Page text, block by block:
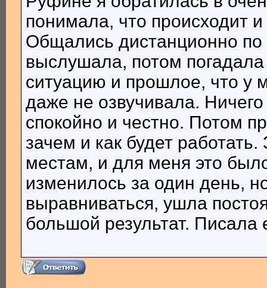
понимала, что происходит
Общались дистанционно
выслушала, потом
ситуацию и прошлое, что у
даже не озвучивала.
спокойно и честно. Потом
зачем и как будет
местам, и для меня это
изменилось за один день,
выравниваться, ушла
большой результат.